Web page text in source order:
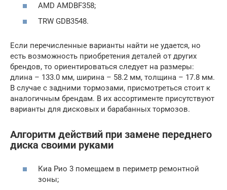
AMD AMDBF358;
TRW GDB3548.
Если перечисленные варианты найти не удается, но
есть возможность приобретения деталей от других
брендов, то ориентироваться следует на размеры:
длина – 133.0 мм, ширина – 58.2 мм, толщина – 17.8 мм.
В случае с задними тормозами, присмотреться стоит к
аналогичным брендам. В их ассортименте присутствуют
варианты для дисковых и барабанных тормозов.
Алгоритм действий при замене переднего
диска своими руками
Киа Рио 3 помещаем в периметр ремонтной
зоны;